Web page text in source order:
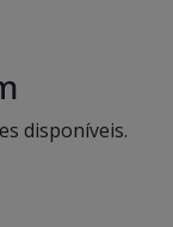
disponíveis.